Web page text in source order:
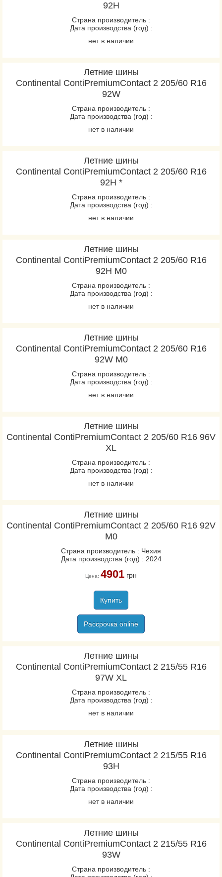
92H
Страна производитель :
Дата производства (год) :
нет в наличии
Летние шины
Continental ContiPremiumContact 2 205/60 R16
92W
Страна производитель :
Дата производства (год) :
нет в наличии
Летние шины
Continental ContiPremiumContact 2 205/60 R16
92H *
Страна производитель :
Дата производства (год) :
нет в наличии
Летние шины
Continental ContiPremiumContact 2 205/60 R16
92H M0
Страна производитель :
Дата производства (год) :
нет в наличии
Летние шины
Continental ContiPremiumContact 2 205/60 R16
92W M0
Страна производитель :
Дата производства (год) :
нет в наличии
Летние шины
Continental ContiPremiumContact 2 205/60 R16 96V
XL
Страна производитель :
Дата производства (год) :
нет в наличии
Летние шины
Continental ContiPremiumContact 2 205/60 R16 92V
M0
Страна производитель : Чехия
Дата производства (год) : 2024
Цена: 4901грн
Купить
Рассрочка online
Летние шины
Continental ContiPremiumContact 2 215/55 R16
97W XL
Страна производитель :
Дата производства (год) :
нет в наличии
Летние шины
Continental ContiPremiumContact 2 215/55 R16
93H
Страна производитель :
Дата производства (год) :
нет в наличии
Летние шины
Continental ContiPremiumContact 2 215/55 R16
93W
Страна производитель :